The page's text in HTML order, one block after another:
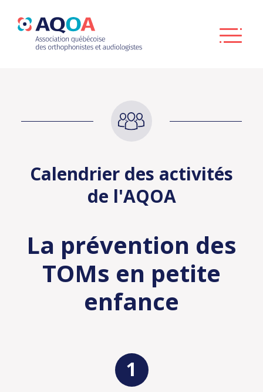
Calendrier des activités
de l'AQOA
La prévention des
TOMs en petite
enfance